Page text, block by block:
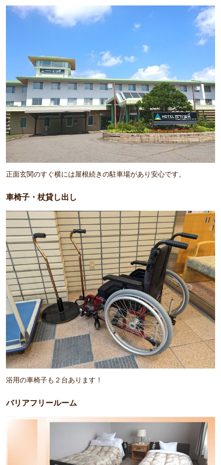
正面玄関のすぐ横には屋根続きの駐車場があり安心です。
車椅子・杖貸し出し
浴用の車椅子も２台あります！
バリアフリールーム